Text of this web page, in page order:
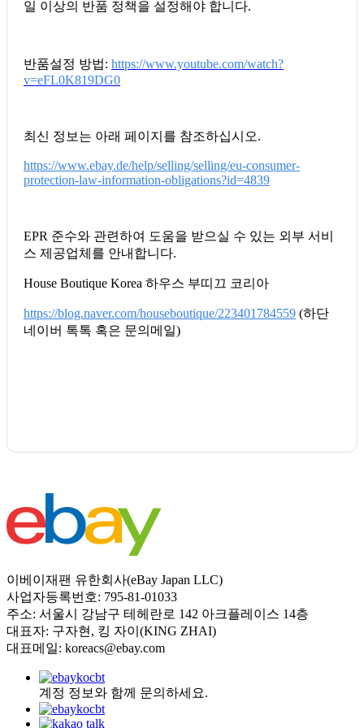
일 이상의 반품 정책을 설정해야 합니다.
반품설정 방법: https://www.youtube.com/watch?
v=eFL0K819DG0
최신 정보는 아래 페이지를 참조하십시오.
https://www.ebay.de/help/selling/selling/eu-consumer-
protection-law-information-obligations?id=4839
EPR 준수와 관련하여 도움을 받으실 수 있는 외부 서비
스 제공업체를 안내합니다.
House Boutique Korea 하우스 부띠끄 코리아
https://blog.naver.com/houseboutique/223401784559 (하단
네이버 톡톡 혹은 문의메일)
이베이재팬 유한회사(eBay Japan LLC)
사업자등록번호: 795-81-01033
주소: 서울시 강남구 테헤란로 142 아크플레이스 14층
대표자: 구자현, 킹 자이(KING ZHAI)
대표메일: koreacs@ebay.com
계정 정보와 함께 문의하세요.